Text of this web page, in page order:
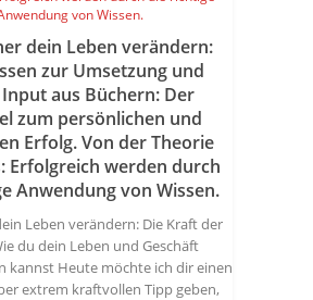
dein Leben verändern:
zur Umsetzung und
aus Büchern: Der
zum persönlichen und
Erfolg. Von der Theorie
Erfolgreich werden durch
Anwendung von Wissen.
Leben verändern: Die Kraft der
du dein Leben und Geschäft
kannst Heute möchte ich dir einen
extrem kraftvollen Tipp geben,